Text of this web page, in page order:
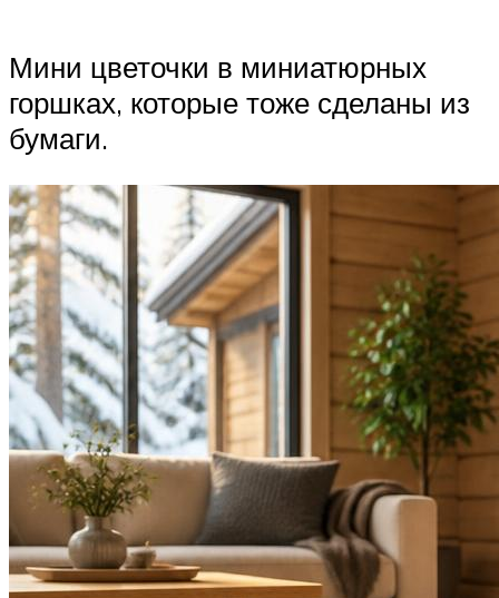
Мини цветочки в миниатюрных
горшках, которые тоже сделаны из
бумаги.